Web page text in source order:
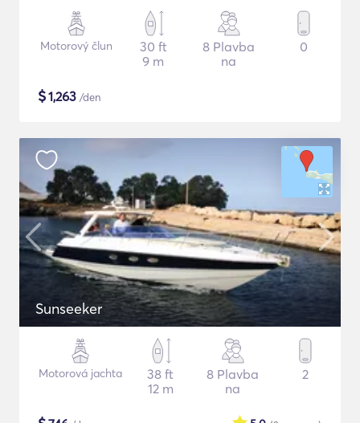
Motorový člun
30 ft
9 m
8 Plavba
na
0
$1,263 /den
Sunseeker
Motorová jachta
38 ft
12 m
8 Plavba
na
2